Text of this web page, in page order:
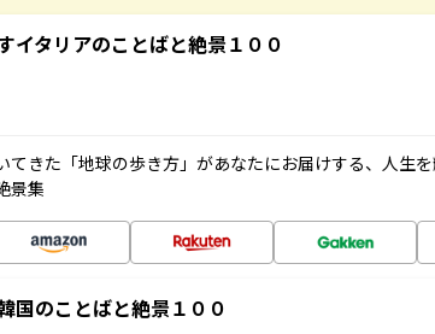
イタリアのことばと絶景１００
てきた「地球の歩き方」があなたにお届けする、人生
景集
国のことばと絶景１００